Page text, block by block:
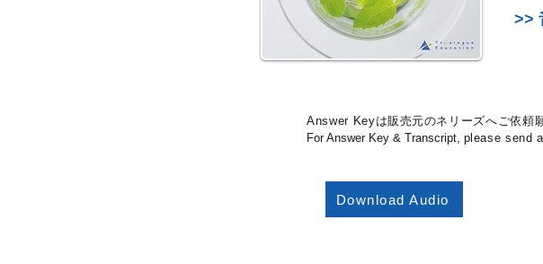
>>
Answer Keyは販売元のネリーズへご依頼
For Answer Key & Transcript, p lease send
Download Audio